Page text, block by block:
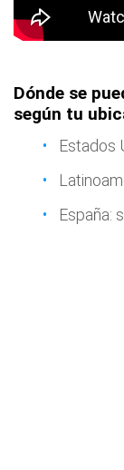
Dónde se
según tu
Estados
España: